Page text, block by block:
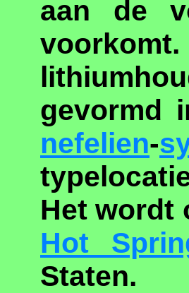
aan de
voorkomt.
gevormd
nefelien-
Het wordt
Hot
Staten.